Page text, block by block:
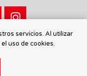
Alicante
servicios. Al utilizar
uso de cookies.